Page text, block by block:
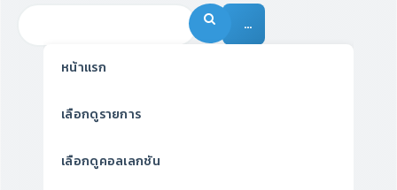
…
หน้าแรก
เลือกดูรายการ
เลือกดูคอลเลกชัน